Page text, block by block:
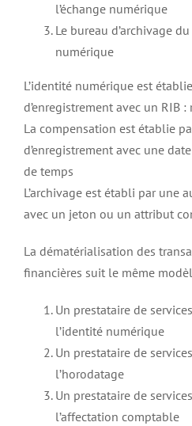
l’échange numérique
Le bureau d’archivage
numérique
L’identité numérique est
d’enregistrement avec un RIB
La compensation est établie
d’enregistrement avec une
de temps
L’archivage est établi par une
avec un jeton ou un attribut
La dématérialisation des
financières suit le même
Un prestataire de
l’identité numérique
Un prestataire de
l’horodatage
Un prestataire de
l’affectation comptable